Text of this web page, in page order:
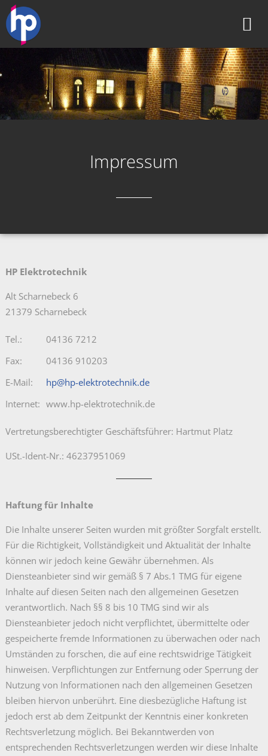
Impressum
HP Elektrotechnik
Alt Scharnebeck 6
21379 Scharnebeck
Tel.:
04136 7212
Fax:
04136 910203
E-Mail:
hp@hp-elektrotechnik.de
Internet: www.hp-elektrotechnik.de
Vertretungsberechtigter Geschäftsführer: Hartmut Platz
USt.-Ident-Nr.: 46237951069
Haftung für Inhalte
Die Inhalte unserer Seiten wurden mit größter Sorgfalt erstellt.
Für die Richtigkeit, Vollständigkeit und Aktualität der Inhalte
können wir jedoch keine Gewähr übernehmen. Als
Diensteanbieter sind wir gemäß § 7 Abs.1 TMG für eigene
Inhalte auf diesen Seiten nach den allgemeinen Gesetzen
verantwortlich. Nach §§ 8 bis 10 TMG sind wir als
Diensteanbieter jedoch nicht verpflichtet, übermittelte oder
gespeicherte fremde Informationen zu überwachen oder nach
Umständen zu forschen, die auf eine rechtswidrige Tätigkeit
hinweisen. Verpflichtungen zur Entfernung oder Sperrung der
Nutzung von Informationen nach den allgemeinen Gesetzen
bleiben hiervon unberührt. Eine diesbezügliche Haftung ist
jedoch erst ab dem Zeitpunkt der Kenntnis einer konkreten
Rechtsverletzung möglich. Bei Bekanntwerden von
entsprechenden Rechtsverletzungen werden wir diese Inhalte